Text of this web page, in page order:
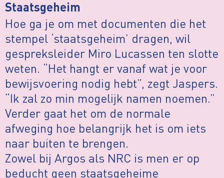
Staatsgeheim
Hoe ga je om met documenten die het
stempel ‘staatsgeheim’ dragen, wil
gespreksleider Miro Lucassen ten slotte
weten. “Het hangt er vanaf wat je voor
bewijsvoering nodig hebt”, zegt Jaspers.
“Ik zal zo min mogelijk namen noemen.”
Verder gaat het om de normale
afweging hoe belangrijk het is om iets
naar buiten te brengen.
Zowel bij Argos als NRC is men er op
beducht geen staatsgeheime